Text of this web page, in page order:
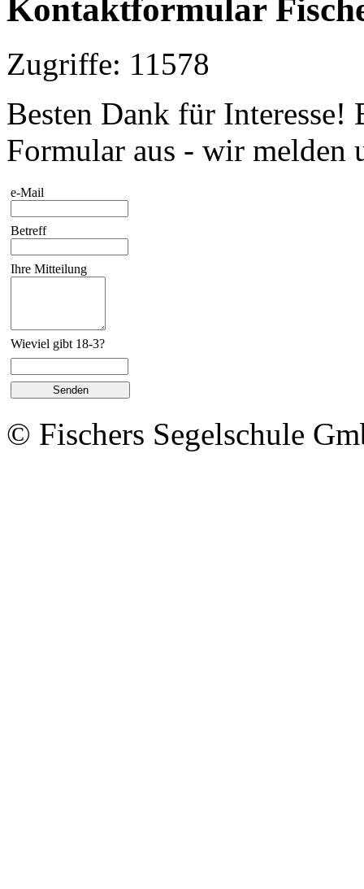
Kontaktformular
Zugriffe: 11578
Besten Dank für Interesse!
Formular aus - wir melden
e-Mail
Betreff
Ihre Mitteilung
Wieviel gibt 18-3?
© Fischers Segelschule